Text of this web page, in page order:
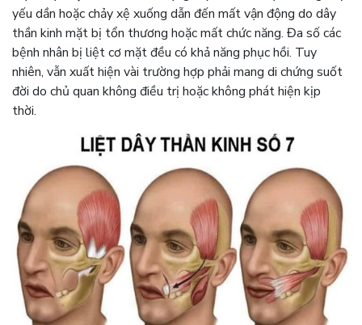
yếu dần hoặc chảy xệ xuống dẫn đến mất vận động do dây
thần kinh mặt bị tổn thương hoặc mất chức năng. Đa số các
bệnh nhân bị liệt cơ mặt đều có khả năng phục hồi. Tuy
nhiên, vẫn xuất hiện vài trường hợp phải mang di chứng suốt
đời do chủ quan không điều trị hoặc không phát hiện kịp
thời.